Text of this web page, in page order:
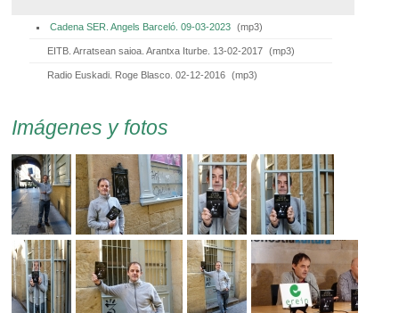
Cadena SER. Angels Barceló. 09-03-2023 (mp3)
EITB. Arratsean saioa. Arantxa Iturbe. 13-02-2017 (mp3)
Radio Euskadi. Roge Blasco. 02-12-2016 (mp3)
Imágenes y fotos